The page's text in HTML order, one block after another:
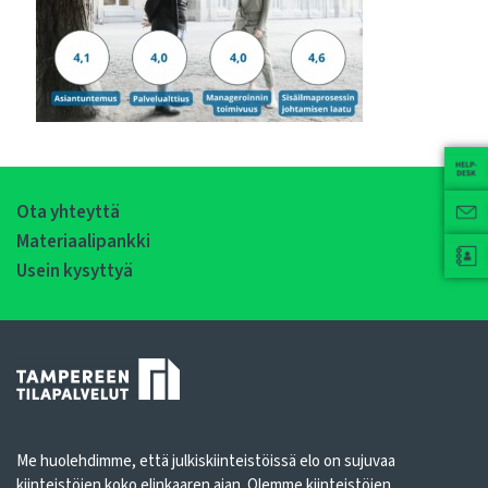
Ota yhteyttä
Materiaalipankki
Usein kysyttyä
Me huolehdimme, että julkiskiinteistöissä elo on sujuvaa